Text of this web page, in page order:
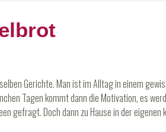
Gerichte. Man ist im Alltag in einem
Tagen kommt dann die Motivation, es
gefragt. Doch dann zu Hause in der eigenen